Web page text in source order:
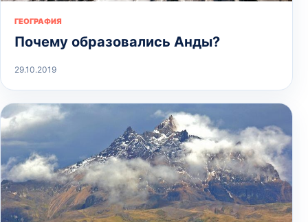
ГЕОГРАФИЯ
Почему образовались Анды?
29.10.2019